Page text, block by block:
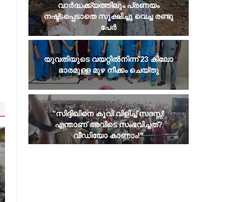
വാർദ്ധക്ക്യത്തിലും പ്രണയം
നഷ്ട്ടപ്പെടാതെ സൂക്ഷിച്ചു വെച്ച രണ്ടു
പേർ
യുവതിയുടെ വയറ്റില്‍നിന്ന് 23 കിലോ
ഭാരമുള്ള മുഴ നീക്കം ചെയ്തു
​"സിദ്ദിഖിനെ കൂവി വിളിച്ച് സദസ്സ്!
എന്താണ് അവിടെ സംഭവിച്ചത്?
വീഡിയോ കാണാം!"